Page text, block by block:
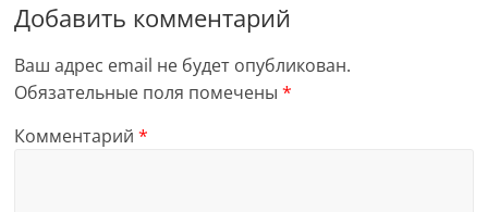
Добавить комментарий
Ваш адрес email не будет опубликован.
Обязательные поля помечены*
Комментарий*